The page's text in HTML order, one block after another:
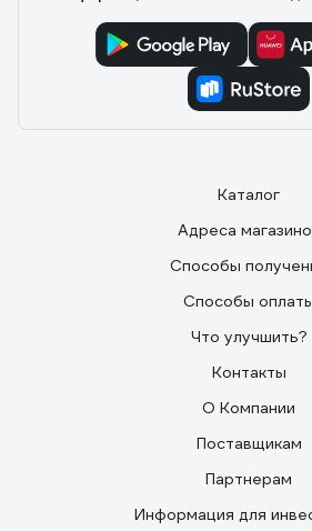
Каталог
Адреса
Способы
Способы
Что улучшить?
Контакты
О Компании
Поставщикам
Партнерам
Информация для